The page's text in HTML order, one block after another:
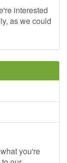
interested
as we could
you're